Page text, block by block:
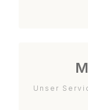
Unser